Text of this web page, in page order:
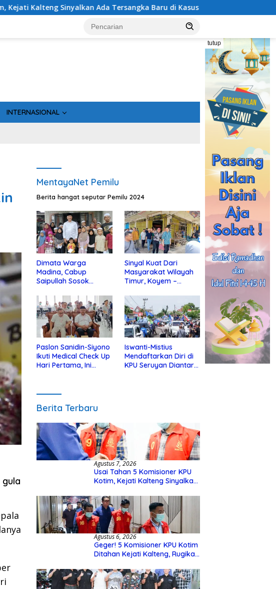
Baru di Kasus Hibah Rp40 Miliar Geger! 5 Komisioner KPU
tutup
INTERNASIONAL
MentayaNet Pemilu
Berita hangat seputar Pemilu 2024
Dimata Warga
Madina, Cabup
Saipullah Sosok
Anak Yatim
Sinyal Kuat Dari
Masyarakat Wilayah
Timur, Koyem –
di Kotim
Paslon Sanidin-Siyono
Ikuti Medical Check Up
Hari Pertama, Ini
Iswanti-Mistius
Mendaftarkan Diri di
KPU Seruyan Diantar
Berita Terbaru
Agustus 7, 2026
Usai Tahan 5 Komisioner KPU
Kotim, Kejati Kalteng Sinyalkan
Hibah Rp40 Miliar
Agustus 6, 2026
Geger! 5 Komisioner KPU Kotim
Ditahan Kejati Kalteng, Rugikan
Hibah Rp40 Miliar